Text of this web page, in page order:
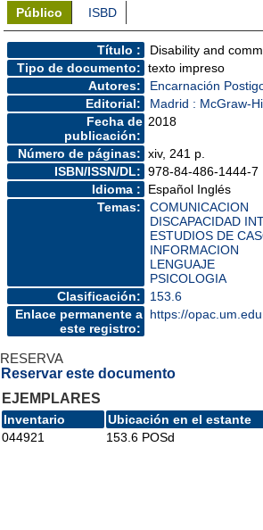
Público
ISBD
Título :
Disability and
Tipo de documento: texto impreso
Autores:
Encarnación
Editorial:
Madrid : McGraw-
Fecha de
publicación:
2018
Número de páginas: xiv, 241 p.
ISBN/ISSN/DL: 978-84-486-1444-7
Idioma :
Español Inglés
Temas:
COMUNICACION
DISCAPACIDAD
ESTUDIOS DE
INFORMACION
LENGUAJE
PSICOLOGIA
Clasificación:
153.6
Enlace permanente a
este registro:
https://
RESERVA
Reservar este documento
EJEMPLARES
Inventario Ubicación en el estante
044921
153.6 POSd